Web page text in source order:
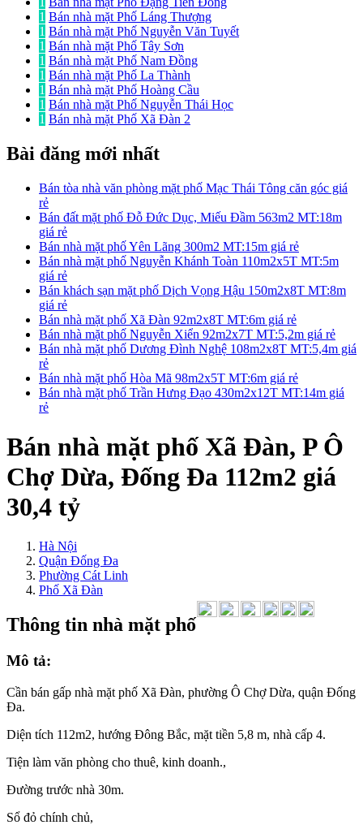
1 Bán nhà mặt Phố Láng Thượng
1 Bán nhà mặt Phố Nguyễn Văn Tuyết
1 Bán nhà mặt Phố Tây Sơn
1 Bán nhà mặt Phố Nam Đồng
1 Bán nhà mặt Phố La Thành
1 Bán nhà mặt Phố Hoàng Cầu
1 Bán nhà mặt Phố Nguyễn Thái Học
1 Bán nhà mặt Phố Xã Đàn 2
Bài đăng mới nhất
Bán tòa nhà văn phòng mặt phố Mạc Thái Tông căn góc giá
rẻ
Bán đất mặt phố Đỗ Đức Dục, Miếu Đầm 563m2 MT:18m
giá rẻ
Bán nhà mặt phố Yên Lãng 300m2 MT:15m giá rẻ
Bán nhà mặt phố Nguyễn Khánh Toàn 110m2x5T MT:5m
giá rẻ
Bán khách sạn mặt phố Dịch Vọng Hậu 150m2x8T MT:8m
giá rẻ
Bán nhà mặt phố Xã Đàn 92m2x8T MT:6m giá rẻ
Bán nhà mặt phố Nguyễn Xiển 92m2x7T MT:5,2m giá rẻ
Bán nhà mặt phố Dương Đình Nghệ 108m2x8T MT:5,4m giá
rẻ
Bán nhà mặt phố Hòa Mã 98m2x5T MT:6m giá rẻ
Bán nhà mặt phố Trần Hưng Đạo 430m2x12T MT:14m giá
rẻ
Bán nhà mặt phố Xã Đàn, P Ô
Chợ Dừa, Đống Đa 112m2 giá
30,4 tỷ
Hà Nội
Quận Đống Đa
Phường Cát Linh
Phố Xã Đàn
Thông tin nhà mặt phố
Mô tả:
Cần bán gấp nhà mặt phố Xã Đàn, phường Ô Chợ Dừa, quận Đống
Đa.
Diện tích 112m2, hướng Đông Bắc, mặt tiền 5,8 m, nhà cấp 4.
Tiện làm văn phòng cho thuê, kinh doanh.,
Đường trước nhà 30m.
Sổ đỏ chính chủ,